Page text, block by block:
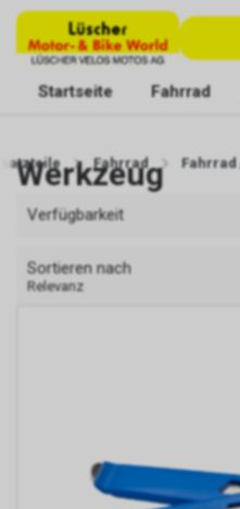
Startseite Fahrrad
Fahrrad Fahrrad
Werkzeug
Verfügbarkeit
Sortieren nach
Relevanz